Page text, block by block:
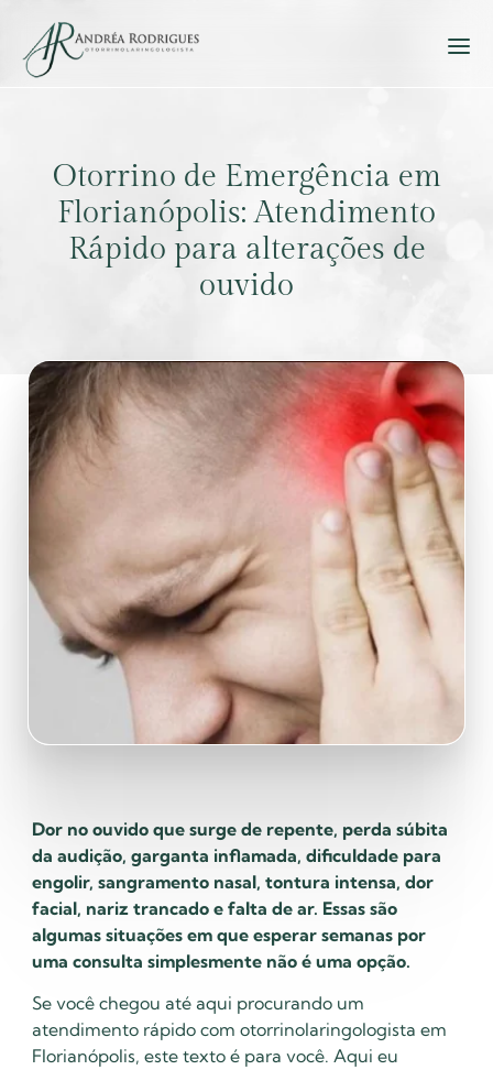
Otorrino de Emergência em
Florianópolis: Atendimento
Rápido para alterações de
ouvido
Dor no ouvido que surge de repente, perda súbita
da audição, garganta inflamada, dificuldade para
engolir, sangramento nasal, tontura intensa, dor
facial, nariz trancado e falta de ar. Essas são
algumas situações em que esperar semanas por
uma consulta simplesmente não é uma opção.
Se você chegou até aqui procurando um
atendimento rápido com otorrinolaringologista em
Florianópolis, este texto é para você. Aqui eu